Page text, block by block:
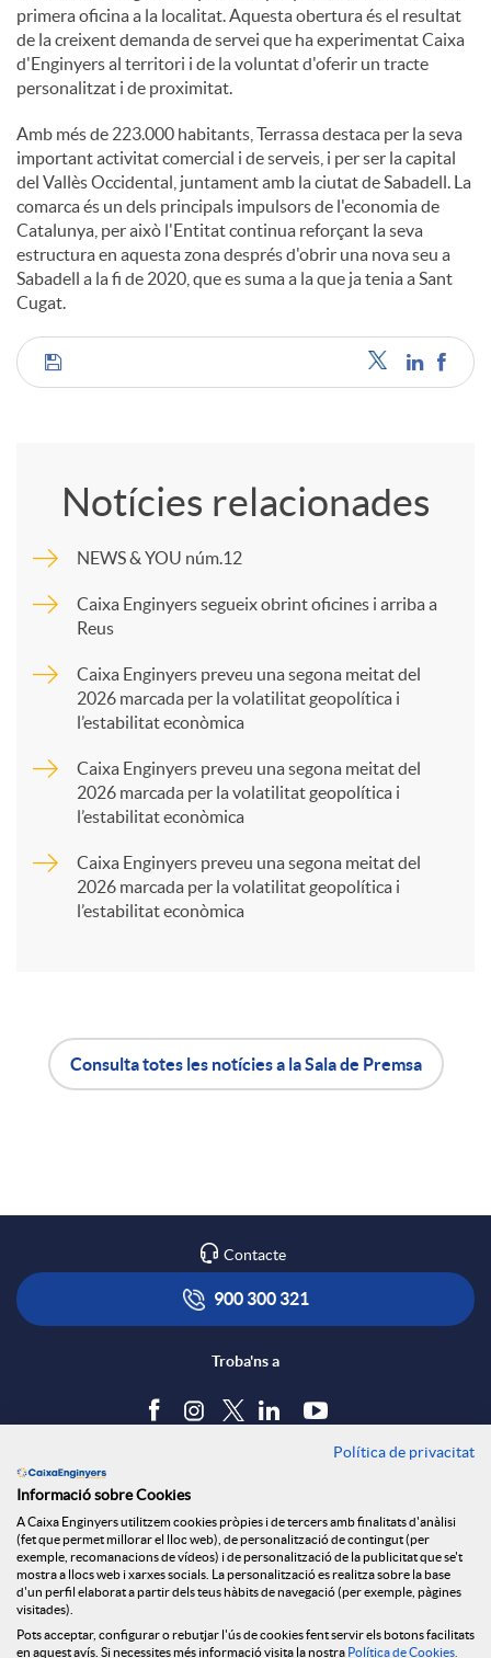
primera oficina a la localitat. Aquesta obertura és el resultat
de la creixent demanda de servei que ha experimentat Caixa
d'Enginyers al territori i de la voluntat d'oferir un tracte
personalitzat i de proximitat.
Amb més de 223.000 habitants, Terrassa destaca per la seva
important activitat comercial i de serveis, i per ser la capital
del Vallès Occidental, juntament amb la ciutat de Sabadell. La
comarca és un dels principals impulsors de l'economia de
Catalunya, per això l'Entitat continua reforçant la seva
estructura en aquesta zona després d'obrir una nova seu a
Sabadell a la fi de 2020, que es suma a la que ja tenia a Sant
Cugat.
C
p
a
x
S
o
Notícies relacionades
NEWS & YOU núm.12
Caixa Enginyers segueix obrint oficines i arriba a
Reus
Caixa Enginyers preveu una segona meitat del
2026 marcada per la volatilitat geopolítica i
l’estabilitat econòmica
Caixa Enginyers preveu una segona meitat del
2026 marcada per la volatilitat geopolítica i
l’estabilitat econòmica
Caixa Enginyers preveu una segona meitat del
2026 marcada per la volatilitat geopolítica i
l’estabilitat econòmica
i
c
i
ó
a
l
Consulta totes les notícies a la Sala de Premsa
Contacte
900 300 321
Troba'ns a
Política de cookies
Avís legal
Seguretat Online
Canal denúncies
Política de privacitat
Informació sobre Cookies
A Caixa Enginyers utilitzem cookies pròpies i de tercers amb finalitats d'anàlisi
(fet que permet millorar el lloc web), de personalització de contingut (per
exemple, recomanacions de vídeos) i de personalització de la publicitat que se't
mostra a llocs web i xarxes socials. La personalització es realitza sobre la base
d'un perfil elaborat a partir dels teus hàbits de navegació (per exemple, pàgines
visitades).
Pots acceptar, configurar o rebutjar l'ús de cookies fent servir els botons facilitats
en aquest avís. Si necessites més informació visita la nostra Política de Cookies